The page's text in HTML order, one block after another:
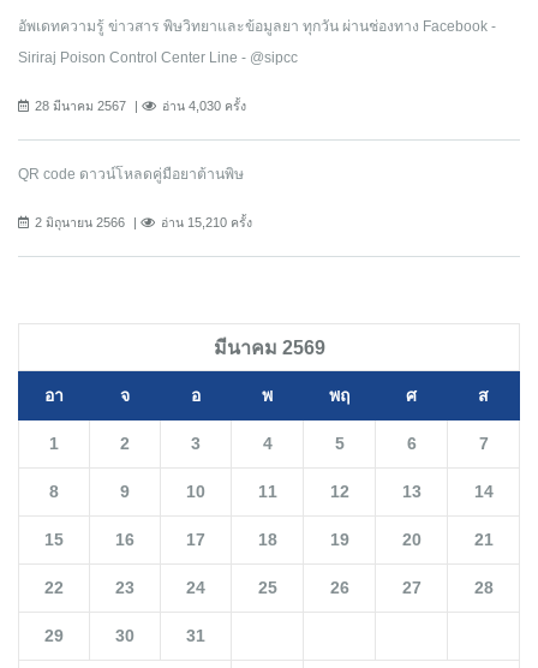
อัพเดทความรู้ ข่าวสาร พิษวิทยาและข้อมูลยา ทุกวัน ผ่านช่องทาง Facebook -
Siriraj Poison Control Center Line - @sipcc
28 มีนาคม 2567 อ่าน 4,030 ครั้ง
QR code ดาวน์โหลดคู่มือยาต้านพิษ
2 มิถุนายน 2566 อ่าน 15,210 ครั้ง
มีนาคม 2569
อา จ อ พ พฤ ศ ส
1 2 3 4 5 6 7
8 9 10 11 12 13 14
15 16 17 18 19 20 21
22 23 24 25 26 27 28
29 30 31